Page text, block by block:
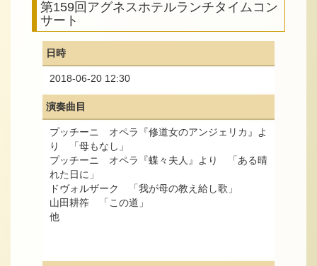
第159回アグネスホテルランチタイムコン
サート
日時
2018-06-20 12:30
演奏曲目
プッチーニ オペラ『修道女のアンジェリカ』よ
り 「母もなし」
プッチーニ オペラ『蝶々夫人』より 「ある晴
れた日に」
ドヴォルザーク 「我が母の教え給し歌」
山田耕筰 「この道」
他